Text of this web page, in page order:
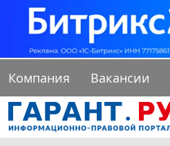
Компания Вакансии